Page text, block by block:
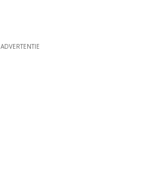
ADVERTENTIE